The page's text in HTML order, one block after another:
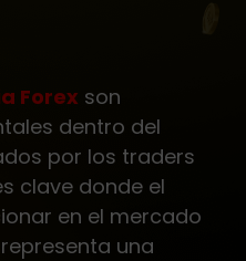
Forex son
dentro del
por los traders
clave donde el
en el mercado
una